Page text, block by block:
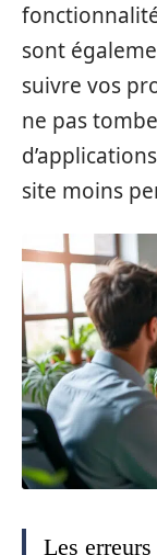
sont
suivre vos
ne pas
site moins
Les